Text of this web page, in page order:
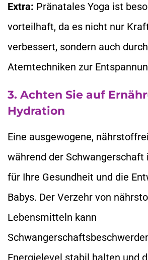
Extra: Pränatales Yoga ist
vorteilhaft, da es nicht nur
verbessert, sondern auch durch
Atemtechniken zur
3. Achten Sie auf
Hydration
Eine ausgewogene,
während der Schwangerschaft
für Ihre Gesundheit und die
Babys. Der Verzehr von
Lebensmitteln kann
Energielevel stabil halten und